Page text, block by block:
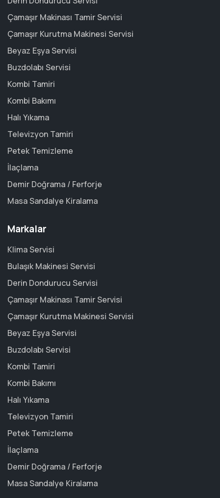
Çamaşır Makinası Tamir Servisi
Çamaşır Kurutma Makinesi Servisi
Beyaz Eşya Servisi
Buzdolabı Servisi
Kombi Tamiri
Kombi Bakımı
Halı Yıkama
Televizyon Tamiri
Petek Temizleme
İlaçlama
Demir Doğrama / Ferforje
Masa Sandalye Kiralama
Markalar
Klima Servisi
Bulaşık Makinesi Servisi
Derin Dondurucu Servisi
Çamaşır Makinası Tamir Servisi
Çamaşır Kurutma Makinesi Servisi
Beyaz Eşya Servisi
Buzdolabı Servisi
Kombi Tamiri
Kombi Bakımı
Halı Yıkama
Televizyon Tamiri
Petek Temizleme
İlaçlama
Demir Doğrama / Ferforje
Masa Sandalye Kiralama